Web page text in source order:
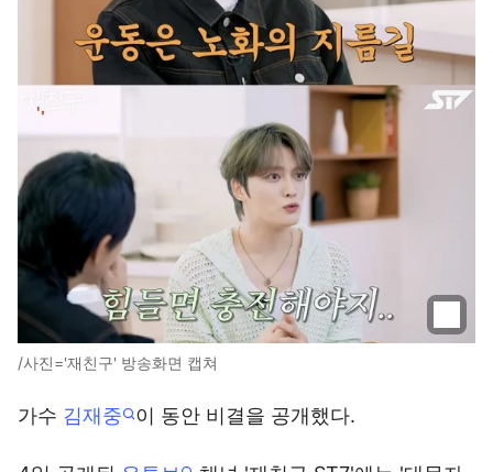
/사진='재친구' 방송화면 캡쳐
가수 김재중 이 동안 비결을 공개했다.